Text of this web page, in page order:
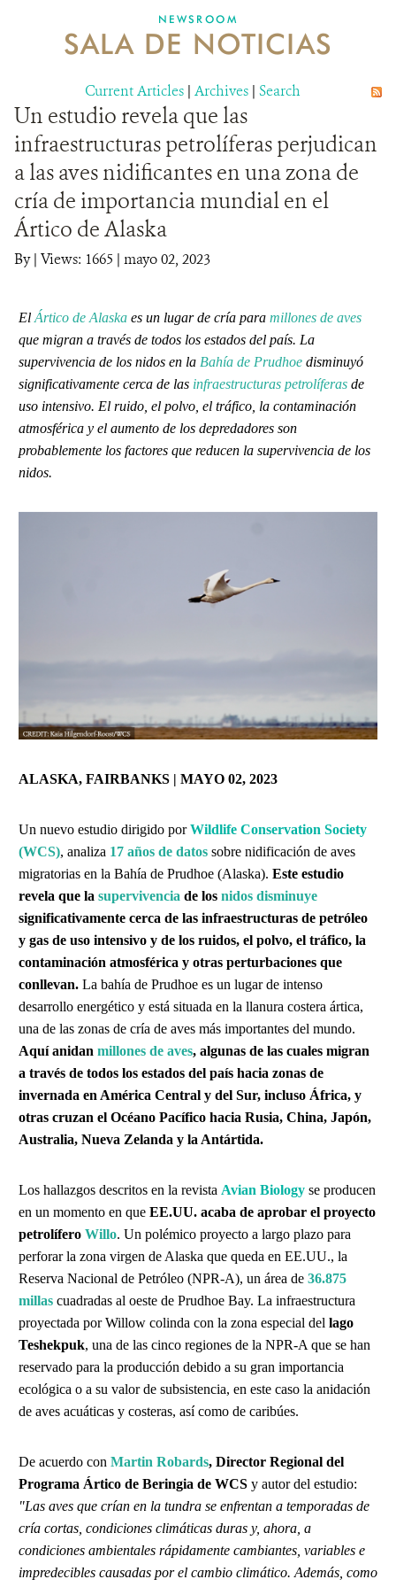
MECANISMO DE ATENCIÓN DE QUEJAS Y RECLAMOS
DONA
NEWSROOM
SALA DE NOTICIAS
Current Articles | Archives | Search
Un estudio revela que las
infraestructuras petrolíferas perjudican
a las aves nidificantes en una zona de
cría de importancia mundial en el
Ártico de Alaska
By| Views: 1665 | mayo 02, 2023
El Ártico de Alaska es un lugar de cría para millones de aves
que migran a través de todos los estados del país. La
supervivencia de los nidos en la Bahía de Prudhoe disminuyó
significativamente cerca de las infraestructuras petrolíferas de
uso intensivo. El ruido, el polvo, el tráfico, la contaminación
atmosférica y el aumento de los depredadores son
probablemente los factores que reducen la supervivencia de los
nidos.
ALASKA, FAIRBANKS | MAYO 02, 2023
Un nuevo estudio dirigido por Wildlife Conservation Society
(WCS), analiza 17 años de datos sobre nidificación de aves
migratorias en la Bahía de Prudhoe (Alaska). Este estudio
revela que la supervivencia de los nidos disminuye
significativamente cerca de las infraestructuras de petróleo
y gas de uso intensivo y de los ruidos, el polvo, el tráfico, la
contaminación atmosférica y otras perturbaciones que
conllevan. La bahía de Prudhoe es un lugar de intenso
desarrollo energético y está situada en la llanura costera ártica,
una de las zonas de cría de aves más importantes del mundo.
Aquí anidan millones de aves, algunas de las cuales migran
a través de todos los estados del país hacia zonas de
invernada en América Central y del Sur, incluso África, y
otras cruzan el Océano Pacífico hacia Rusia, China, Japón,
Australia, Nueva Zelanda y la Antártida.
Los hallazgos descritos en la revista Avian Biology se producen
en un momento en que EE.UU. acaba de aprobar el proyecto
petrolífero Willo. Un polémico proyecto a largo plazo para
perforar la zona virgen de Alaska que queda en EE.UU., la
Reserva Nacional de Petróleo (NPR-A), un área de 36.875
millas cuadradas al oeste de Prudhoe Bay. La infraestructura
proyectada por Willow colinda con la zona especial del lago
Teshekpuk, una de las cinco regiones de la NPR-A que se han
reservado para la producción debido a su gran importancia
ecológica o a su valor de subsistencia, en este caso la anidación
de aves acuáticas y costeras, así como de caribúes.
De acuerdo con Martin Robards, Director Regional del
Programa Ártico de Beringia de WCS y autor del estudio:
"Las aves que crían en la tundra se enfrentan a temporadas de
cría cortas, condiciones climáticas duras y, ahora, a
condiciones ambientales rápidamente cambiantes, variables e
impredecibles causadas por el cambio climático. Además, como